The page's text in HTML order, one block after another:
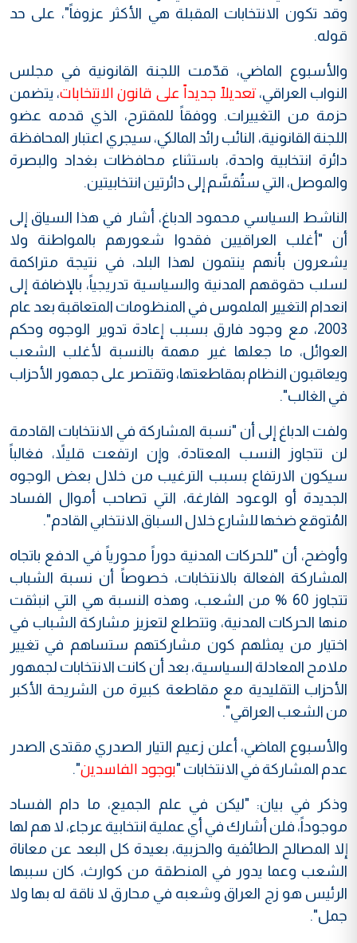
وقد تكون الانتخابات المقبلة هي الأكثر عزوفاً"، على حد
قوله.
والأسبوع الماضي، قدّمت اللجنة القانونية في مجلس
النواب العراقي،تعديلاً جديداً على قانون الانتخابات، يتضمن
حزمة من التغييرات. ووفقاً للمقترح، الذي قدمه عضو
اللجنة القانونية، النائب رائد المالكي، سيجري اعتبار المحافظة
دائرة انتخابية واحدة، باستثناء محافظات بغداد والبصرة
والموصل، التي ستُقسَّم إلى دائرتين انتخابيتين.
الناشط السياسي محمود الدباغ، أشار في هذا السياق إلى
أن "أغلب العراقيين فقدوا شعورهم بالمواطنة ولا
يشعرون بأنهم ينتمون لهذا البلد، في نتيجة متراكمة
لسلب حقوقهم المدنية والسياسية تدريجياً، بالإضافة إلى
انعدام التغيير الملموس في المنظومات المتعاقبة بعد عام
2003، مع وجود فارق بسبب إعادة تدوير الوجوه وحكم
العوائل، ما جعلها غير مهمة بالنسبة لأغلب الشعب
ويعاقبون النظام بمقاطعتها، وتقتصر على جمهور الأحزاب
في الغالب".
ولفت الدباغ إلى أن "نسبة المشاركة في الانتخابات القادمة
لن تتجاوز النسب المعتادة، وإن ارتفعت قليلاً، فغالباً
سيكون الارتفاع بسبب الترغيب من خلال بعض الوجوه
الجديدة أو الوعود الفارغة، التي تصاحب أموال الفساد
المُتوقع ضخها للشارع خلال السباق الانتخابي القادم".
وأوضح، أن "للحركات المدنية دوراً محورياً في الدفع باتجاه
المشاركة الفعالة بالانتخابات، خصوصاً أن نسبة الشباب
تتجاوز 60 % من الشعب، وهذه النسبة هي التي انبثقت
منها الحركات المدنية، وتتطلع لتعزيز مشاركة الشباب في
اختيار من يمثلهم كون مشاركتهم ستساهم في تغيير
ملامح المعادلة السياسية، بعد أن كانت الانتخابات لجمهور
الأحزاب التقليدية مع مقاطعة كبيرة من الشريحة الأكبر
من الشعب العراقي".
والأسبوع الماضي، أعلن زعيم التيار الصدري مقتدى الصدر
عدم المشاركة في الانتخابات "بوجود الفاسدين".
وذكر في بيان: "ليكن في علم الجميع، ما دام الفساد
موجوداً، فلن أشارك في أي عملية انتخابية عرجاء، لا هم لها
إلا المصالح الطائفية والحزبية، بعيدة كل البعد عن معاناة
الشعب وعما يدور في المنطقة من كوارث، كان سببها
الرئيس هو زج العراق وشعبه في محارق لا ناقة له بها ولا
جمل".